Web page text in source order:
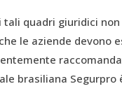
quadri giuridici
le aziende devono
brasiliana